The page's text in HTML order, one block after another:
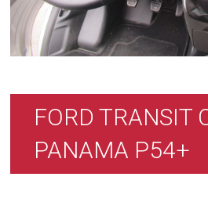
FORD TRANSIT
PANAMA P54+